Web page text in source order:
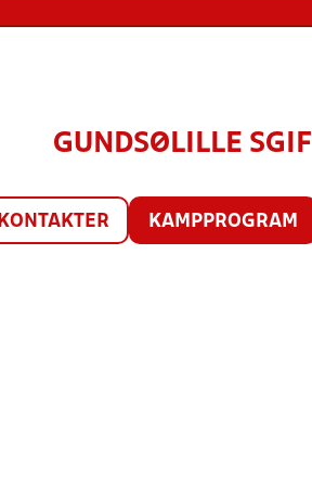
GUNDSØLILLE SGIF
KONTAKTER KAMPPROGRAM